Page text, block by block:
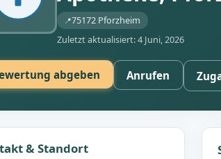
75172 Pforzheim
Zuletzt aktualisiert: 4 Juni, 2026
abgeben Anrufen
& Standort